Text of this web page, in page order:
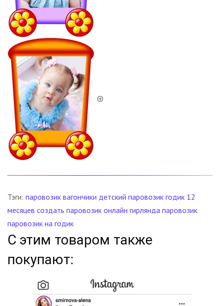
Тэги: паровозик вагончики детский паровозик годик 12
месяцев создать паровозик онлайн гирлянда паровозик
паровозик на годик
С этим товаром также
покупают: